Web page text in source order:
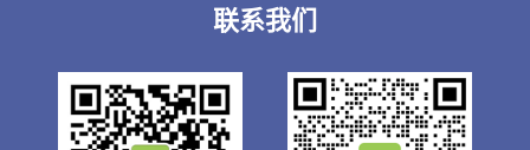
联系我们